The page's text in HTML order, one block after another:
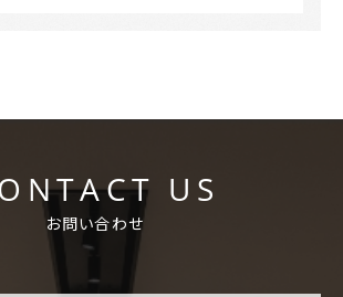
US
お問い合わせ